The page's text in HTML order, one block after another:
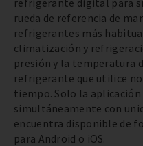
rueda de referencia de
refrigerantes más
climatización y
presión y la temperatura
refrigerante que utilice
tiempo. Solo la aplicación
simultáneamente con
encuentra disponible de
para Android o iOS.